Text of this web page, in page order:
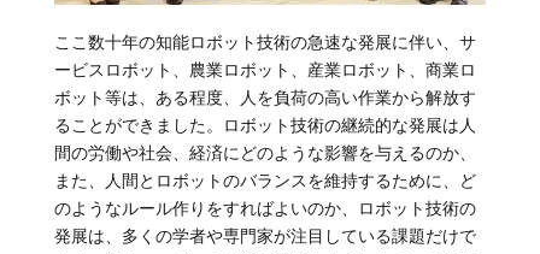
ここ数十年の知能ロボット技術の急速な発展に伴い、サ
ービスロボット、農業ロボット、産業ロボット、商業ロ
ボット等は、ある程度、人を負荷の高い作業から解放す
ることができました。ロボット技術の継続的な発展は人
間の労働や社会、経済にどのような影響を与えるのか、
また、人間とロボットのバランスを維持するために、ど
のようなルール作りをすればよいのか、ロボット技術の
発展は、多くの学者や専門家が注目している課題だけで